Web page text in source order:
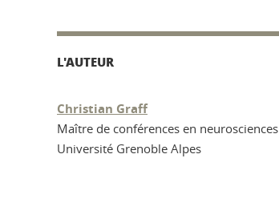
L'AUTEUR
Christian Graff
Maître de conférences en neurosciences
Université Grenoble Alpes